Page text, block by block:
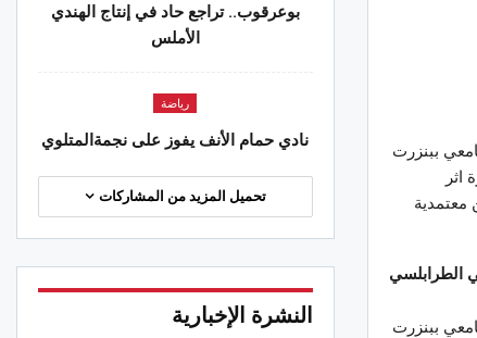
2024 الى المستشفى الجامعي ببنزرت
اثر
معتمدية
الطرابلسي
2024 الى المستشفى الجامعي ببنزرت
بوعرقوب.. تراجع حاد في إنتاج الهندي
الأملس
رياضة
نادي حمام الأنف يفوز على نجمةالمتلوي
تحميل المزيد من المشاركات
النشرة الإخبارية
التجهيز تتدخل إثر الرياح
لرفع الأشجار والعوائق عن الطرقات